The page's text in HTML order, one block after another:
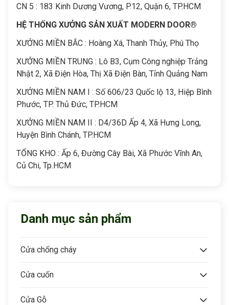
CN 5 : 183 Kinh Dương Vương, P.12, Quận 6, TP.HCM
HỆ THỐNG XƯỞNG SẢN XUẤT MODERN DOOR®
XƯỞNG MIỀN BẮC : Hoàng Xá, Thanh Thủy, Phú Thọ
XƯỞNG MIỀN TRUNG : Lô B3, Cụm Công nghiệp Trảng
Nhật 2, Xã Điện Hòa, Thị Xã Điện Bàn, Tỉnh Quảng Nam
XƯỞNG MIỀN NAM I : Số 606/23 Quốc lộ 13, Hiệp Bình
Phước, TP. Thủ Đức, TP.HCM
XƯỞNG MIỀN NAM II : D4/36D Ấp 4, Xã Hưng Long,
Huyện Bình Chánh, TP.HCM
TỔNG KHO : Ấp 6, Đường Cây Bài, Xã Phước Vĩnh An,
Củ Chi, Tp.HCM
Danh mục sản phẩm
Cửa chống cháy
Cửa cuốn
Cửa Gỗ